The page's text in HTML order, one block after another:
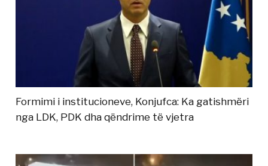
Formimi i institucioneve, Konjufca: Ka gatishmëri
nga LDK, PDK dha qëndrime të vjetra